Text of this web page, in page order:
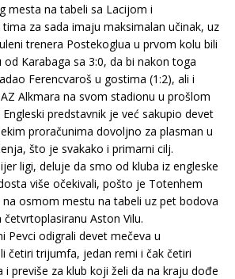
mesta na tabeli sa Lacijom i
za sada imaju maksimalan učinak, uz
trenera Postekoglua u prvom kolu bili
Karabaga sa 3:0, da bi nakon toga
Ferencvaroš u gostima (1:2), ali i
Alkmara na svom stadionu u prošlom
predstavnik je već sakupio devet
proračunima dovoljno za plasman u
što je svakako i primarni cilj.
ligi, deluje da smo od kluba iz engleske
više očekivali, pošto je Totenhem
osmom mestu na tabeli uz pet bodova
Aston Vilu.
Pevci odigrali devet mečeva u
četiri trijumfa, jedan remi i čak četiri
previše za klub koji želi da na kraju dođe